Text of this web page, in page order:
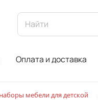
Оплата и доставка
мебели для детской